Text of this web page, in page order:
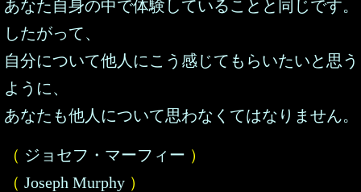
あなた自身の中で体験していることと同じです。
したがって、
自分について他人にこう感じてもらいたいと思う
ように、
あなたも他人について思わなくてはなりません。
（ ジョセフ・マーフィー ）
（ Joseph Murphy ）